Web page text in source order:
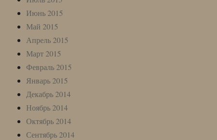
Июнь 2015
Май 2015
Апрель 2015
Март 2015
Февраль 2015
Январь 2015
Декабрь 2014
Ноябрь 2014
Октябрь 2014
Сентябрь 2014